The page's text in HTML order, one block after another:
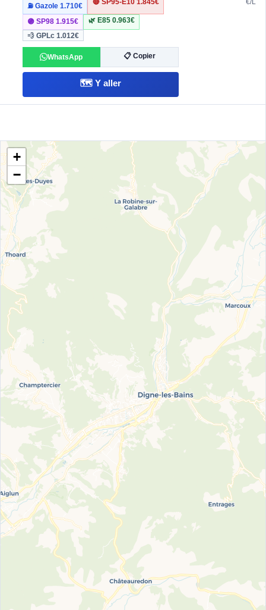
⛽ Gazole1.710€
🔴 SP95-E10 1.845€
🟣 SP981.915€ 🌿 E85 0.963€
💨 GPLc1.012€
WhatsApp 📋 Copier
🗺️ Y aller
€/L
+
−